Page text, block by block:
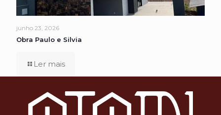
junho 23, 2026
Obra Paulo e Silvia
Ler mais